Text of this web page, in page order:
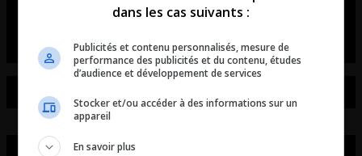
L’entrevue avec David Beaudoin
dans les cas suivants :
Publicités et contenu personnalisés, mesure de
performance des publicités et du contenu, études
d’audience et développement de services
Stocker et/ou accéder à des informations sur un
appareil
En savoir plus